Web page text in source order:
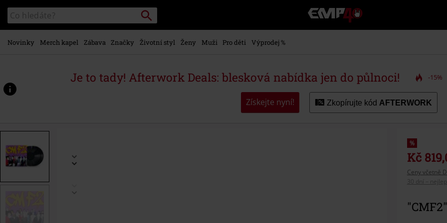
hlavnímu
obsahu
Katalog
vyhledávání
Vyhledávání
EMP
-
Hudba,
Merch
hráče,
Alternativní
Novinky Merch kapel Zábava Značky Životní styl Ženy Muži Pro děti Výprodej %
Je to tady! Afterwork Deals: blesková nabídka jen do půlnoci! -15%
Získejte nyní! Zkopírujte kód AFTERWORK
www.emp-
%
Kč
Ceny včetně
30 dní –